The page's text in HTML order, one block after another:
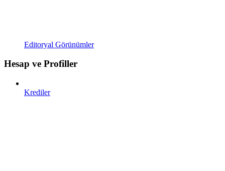
Editoryal Görünümler
Hesap ve Profiller
Krediler